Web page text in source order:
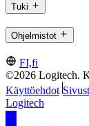
Tuki
Ohjelmistot
FI,fi
©2026 Logitech.
Käyttöehdot
Logitech